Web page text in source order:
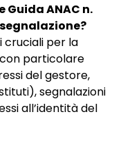
Guida ANAC n.
cruciali per la
particolare
del gestore,
segnalazioni
all’identità del